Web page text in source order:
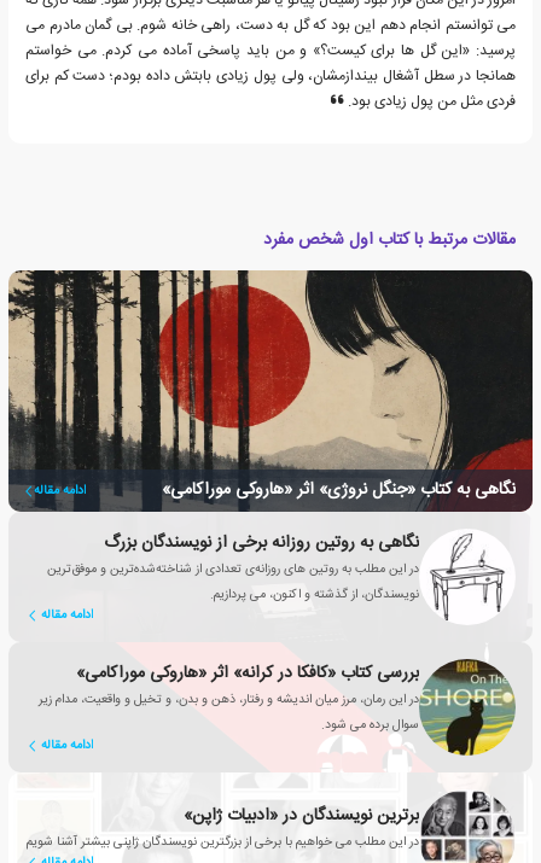
می توانستم انجام دهم این بود که گل به دست، راهی خانه شوم. بی گمان مادرم می
پرسید: «این گل ها برای کیست؟» و من باید پاسخی آماده می کردم. می خواستم
همانجا در سطل آشغال بیندازمشان، ولی پول زیادی بابتش داده بودم؛ دست کم برای
فردی مثل من پول زیادی بود.
مقالات مرتبط با کتاب اول شخص مفرد
نگاهی به کتاب «جنگل نروژی» اثر «هاروکی موراکامی» ادامه مقاله
نگاهی به روتین روزانه برخی از نویسندگان بزرگ
در این مطلب به روتین های روزانه‌ی تعدادی از شناخته‌شده‌ترین و موفق‌ترین
نویسندگان، از گذشته و اکنون، می پردازیم.
ادامه مقاله
بررسی کتاب «کافکا در کرانه» اثر «هاروکی موراکامی»
در این رمان، مرز میان اندیشه و رفتار، ذهن و بدن، و تخیل و واقعیت، مدام زیر
سوال برده می شود.
ادامه مقاله
برترین نویسندگان در «ادبیات ژاپن»
در این مطلب می خواهیم با برخی از بزرگترین نویسندگان ژاپنی بیشتر آشنا شویم